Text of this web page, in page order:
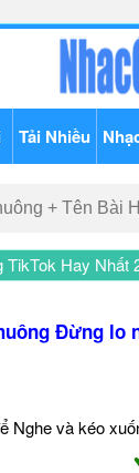
Tải Nhiều
TikTok Hay Nhất
Đừng lo
Nghe và kéo
♥♥♥